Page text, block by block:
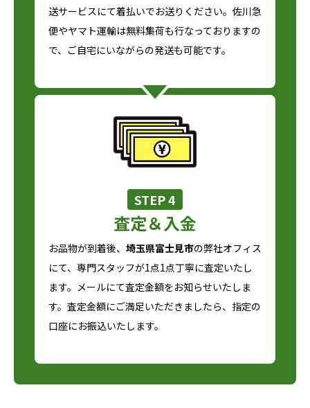
送サービスにて着払いでお送りください。佐川急
便やヤマト運輸は無料集荷も行なっておりますの
で、ご自宅にいながらの発送も可能です。
STEP 4
査定＆入金
お品物が到着後、 埼玉県富士見市の弊社オフィス
にて、専門スタッフが1点1点丁寧に査定いたし
ます。メールにて査定金額をお知らせいたしま
す。査定金額にご満足いただきましたら、指定の
口座にお振込いたします。